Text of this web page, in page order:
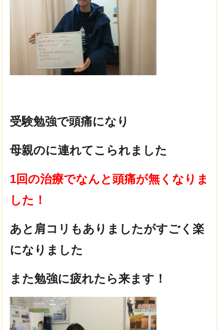
受験勉強で頭痛になり
母親のに連れてこられました
1回の治療でなんと頭痛が無くなりま
した！
あと肩コリもありましたがすごく楽
になりました
また勉強に疲れたら来ます！